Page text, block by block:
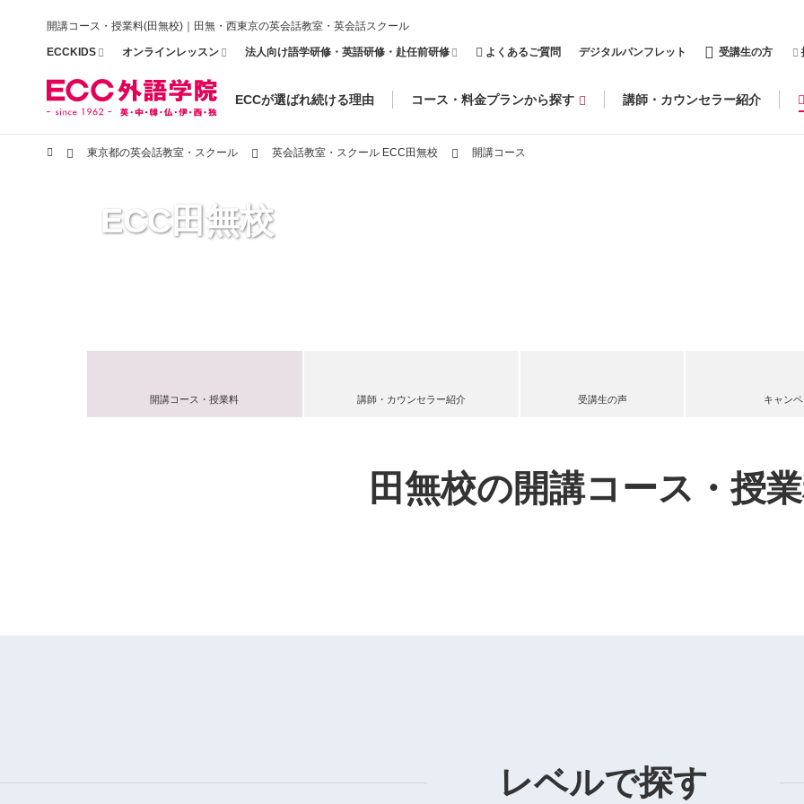
開講コース・授業料(田無校)｜田無・西東京の英会話教室・英会話スクール
ECCKIDS オンラインレッスン 法人向け語学研修・英語研修・赴任前研修 よくあるご質問 デジタルパンフレット 受講生の方
ECCが選ばれ続ける理由 コース・料金プランから探す 講師・カウンセラー紹介
東京都の英会話教室・スクール 英会話教室・スクール ECC田無校 開講コース
ECC田無校
開講コース・授業料 講師・カウンセラー紹介 受講生の声 キャン
田無校の開講コース・授
レベルで探す